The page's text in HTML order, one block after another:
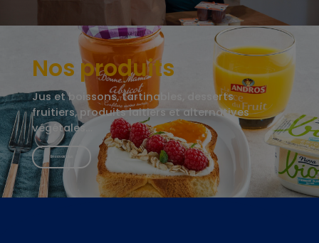
Nos produits
Jus et boissons, tartinables, desserts
fruitiers, produits laitiers et alternatives
végétales…
En savoir plus